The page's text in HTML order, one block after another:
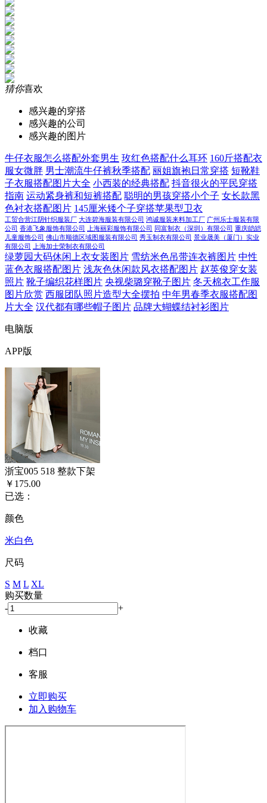
猜你喜欢
感兴趣的穿搭
感兴趣的公司
感兴趣的图片
牛仔衣服怎么搭配外套男生 玫红色搭配什么耳环 160斤搭配衣
服女微胖 男士潮流牛仔裤秋季搭配 丽姐旗袍日常穿搭 短靴鞋
子衣服搭配图片大全 小西装的经典搭配 抖音很火的平民穿搭
指南 运动紧身裤和短裤搭配 聪明的男孩穿搭小个子 女长款黑
色衬衣搭配图片 145厘米矮个子穿搭苹果型卫衣
工贸合营江阴针织服装厂 大连碧海服装有限公司 鸿诚服装来料加工厂 广州乐士服装有限
公司 香港飞象服饰有限公司 上海丽彩服饰有限公司 同富制衣（深圳）有限公司 重庆皑皑
儿童服饰公司 佛山市顺德区域图服装有限公司 秀玉制衣有限公司 景业晟美（厦门）实业
有限公司
上海加士荣制衣有限公司
绿萝园大码休闲上衣女装图片 雪纺米色吊带连衣裤图片 中性
蓝色衣服搭配图片 浅灰色休闲款风衣搭配图片 赵英俊穿女装
照片 靴子编织花样图片 央视柴璐穿靴子图片 冬天棉衣工作服
图片欣赏 西服团队照片造型大全摆拍 中年男春季衣服搭配图
片大全 汉代都有哪些帽子图片 品牌大蝴蝶结衬衫图片
电脑版
APP版
浙宝005 518 整款下架
￥175.00
已选：
颜色
米白色
尺码
S M L XL
购买数量
-
+
收藏
档口
客服
立即购买
加入购物车